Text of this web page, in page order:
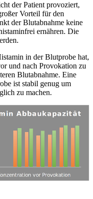
der Patient provoziert,
Vorteil für den
der Blutabnahme keine
ernähren. Die
in der Blutprobe hat,
und nach Provokation zu
Blutabnahme. Eine
ist stabil genug um
zu machen.